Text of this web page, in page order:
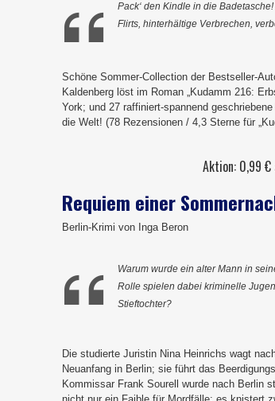
Pack‘ den Kindle in die
Flirts, hinterhältige Verbrechen,
Schöne Sommer-Collection der Bestseller-
Kaldenberg löst im Roman „Kudamm 216:
York; und 27 raffiniert-spannend
die Welt! (78 Rezensionen / 4,3 Sterne für
Aktion: 0,99
Requiem einer
Berlin-Krimi von Inga Beron
Warum wurde ein alter Mann in
Rolle spielen dabei kriminelle
Stieftochter?
Die studierte Juristin Nina Heinrichs wagt
Neuanfang in Berlin; sie führt das
Kommissar Frank Sourell wurde nach Berlin